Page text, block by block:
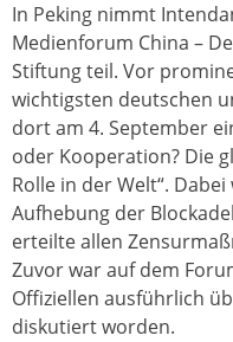
In Peking nimmt
Medienforum China –
Stiftung teil. Vor
wichtigsten deutschen
dort am 4. September
oder Kooperation? Die
Rolle in der Welt“.
Aufhebung der
erteilte allen
Zuvor war auf dem
Offiziellen ausführlich
diskutiert worden.